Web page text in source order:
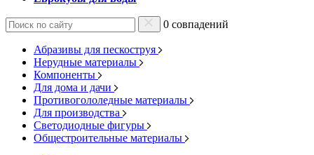
0 совпадений
Абразивы для пескоструя
Нерудные материалы
Компоненты
Для дома и дачи
Противогололедные материалы
Для производства
Светодиодные фигуры
Общестроительные материалы